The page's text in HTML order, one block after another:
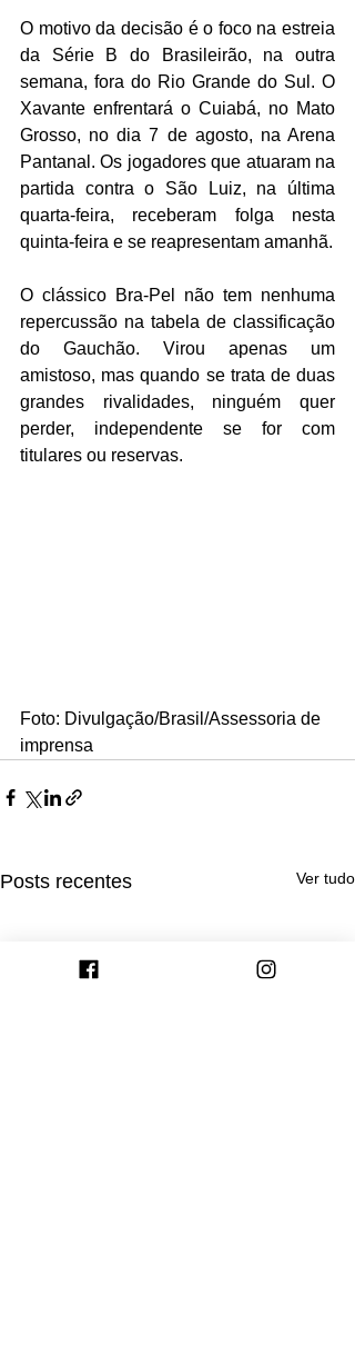
O motivo da decisão é o foco na estreia
da Série B do Brasileirão, na outra
semana, fora do Rio Grande do Sul. O
Xavante enfrentará o Cuiabá, no Mato
Grosso, no dia 7 de agosto, na Arena
Pantanal. Os jogadores que atuaram na
partida contra o São Luiz, na última
quarta-feira, receberam folga nesta
O clássico Bra-Pel não tem nenhuma
repercussão na tabela de classificação
do Gauchão. Virou apenas um
amistoso, mas quando se trata de duas
grandes rivalidades, ninguém quer
perder, independente se for com
titulares ou reservas.
Foto: Divulgação/Brasil/Assessoria de
imprensa
Posts recentes Ver tudo